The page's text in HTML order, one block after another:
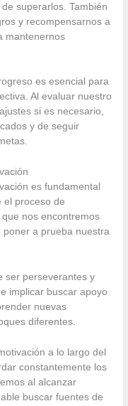
superarlos. También
y recompensarnos a
mantenernos
es esencial para
Al evaluar nuestro
si es necesario,
y de seguir
es fundamental
el proceso de
nos encontremos
a prueba nuestra
ser perseverantes y
implicar buscar apoyo
nuevas
diferentes.
a lo largo del
constantemente los
al alcanzar
buscar fuentes de